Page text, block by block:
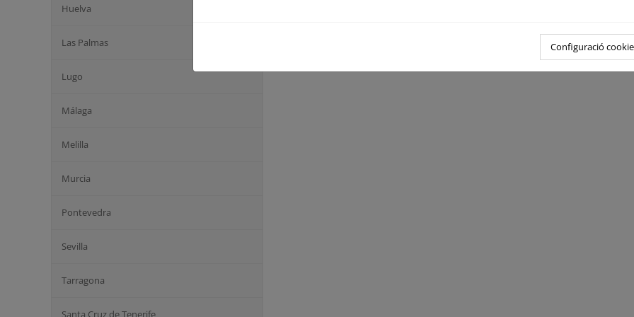
Huelva
Las Palmas
Lugo
Málaga
Melilla
Murcia
Pontevedra
Sevilla
Tarragona
Santa Cruz de Tenerife
Configuració